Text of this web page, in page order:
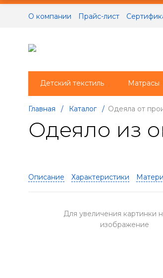
О компании Прайс-лист
Детский текстиль Матрасы
Главная / Каталог / Одеяла от
Одеяло из
Описание Характеристики
Для увеличения картинки
изображение